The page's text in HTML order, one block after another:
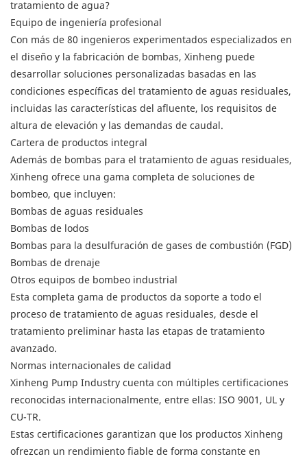
tratamiento de agua?
Equipo de ingeniería profesional
Con más de 80 ingenieros experimentados especializados en
el diseño y la fabricación de bombas, Xinheng puede
desarrollar soluciones personalizadas basadas en las
condiciones específicas del tratamiento de aguas residuales,
incluidas las características del afluente, los requisitos de
altura de elevación y las demandas de caudal.
Cartera de productos integral
Además de bombas para el tratamiento de aguas residuales,
Xinheng ofrece una gama completa de soluciones de
bombeo, que incluyen:
Bombas de aguas residuales
Bombas de lodos
Bombas para la desulfuración de gases de combustión (FGD)
Bombas de drenaje
Otros equipos de bombeo industrial
Esta completa gama de productos da soporte a todo el
proceso de tratamiento de aguas residuales, desde el
tratamiento preliminar hasta las etapas de tratamiento
avanzado.
Normas internacionales de calidad
Xinheng Pump Industry cuenta con múltiples certificaciones
reconocidas internacionalmente, entre ellas: ISO 9001, UL y
CU-TR.
Estas certificaciones garantizan que los productos Xinheng
ofrezcan un rendimiento fiable de forma constante en